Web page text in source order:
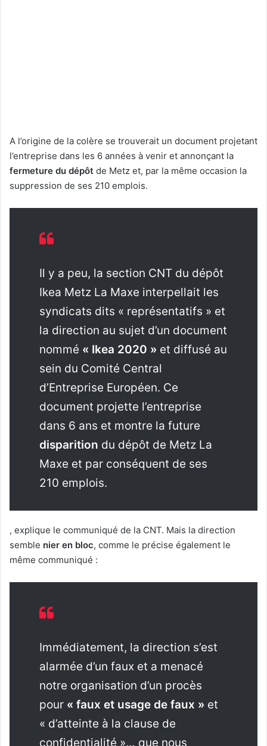
A l’origine de la colère se trouverait un document projetant
l’entreprise dans les 6 années à venir et annonçant la
fermeture du dépôt de Metz et, par la même occasion la
suppression de ses 210 emplois.
Il y a peu, la section CNT du dépôt
Ikea Metz La Maxe interpellait les
syndicats dits « représentatifs » et
la direction au sujet d’un document
nommé « Ikea 2020 » et diffusé au
sein du Comité Central
d’Entreprise Européen. Ce
document projette l’entreprise
dans 6 ans et montre la future
disparition du dépôt de Metz La
Maxe et par conséquent de ses
210 emplois.
, explique le communiqué de la CNT. Mais la direction
semble nier en bloc, comme le précise également le
même communiqué :
Immédiatement, la direction s’est
alarmée d’un faux et a menacé
notre organisation d’un procès
pour « faux et usage de faux » et
« d’atteinte à la clause de
confidentialité »… que nous